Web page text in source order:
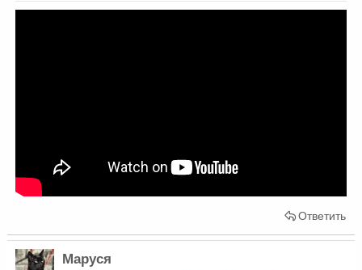
Ответить
Маруся